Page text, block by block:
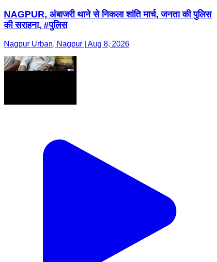
NAGPUR, अंबाजरी थाने से निकला शांति मार्च, जनता की पुलिस
की सराहना, #पुलिस
Nagpur Urban, Nagpur | Aug 8, 2026